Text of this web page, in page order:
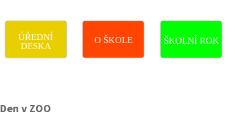
ÚŘEDNÍ
DESKA
O ŠKOLE ŠKOLNÍ ROK
Den v ZOO